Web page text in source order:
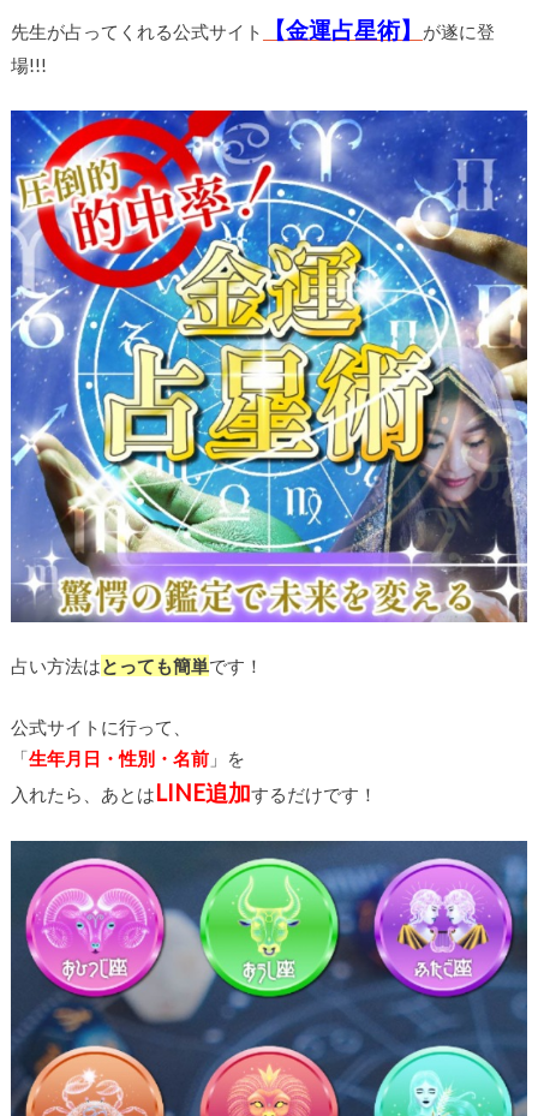
先生が占ってくれる公式サイト 【金運占星術】
が遂に登
場!!!
占い方法はとっても簡単です！
公式サイトに行って、
「生年月日・性別・名前」を
入れたら、あとはLINE追加するだけです ！